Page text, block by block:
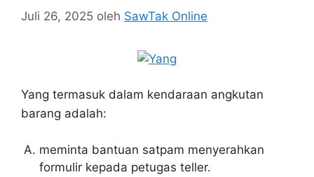
Juli 26, 2025 oleh SawTak Online
Yang termasuk dalam kendaraan angkutan
barang adalah:
meminta bantuan satpam menyerahkan
formulir kepada petugas teller.